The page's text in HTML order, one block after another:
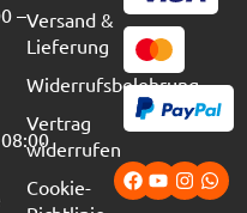
–Versand &
Lieferung
Widerrufsbelehrung
Vertrag
widerrufen
Cookie-